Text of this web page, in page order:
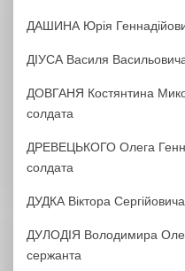
ДАШИНА Юрія
ДІУСА Василя
ДОВГАНЯ Костянтина
солдата
ДРЕВЕЦЬКОГО Олега
солдата
ДУДКА Віктора
ДУЛОДІЯ Володимира
сержанта